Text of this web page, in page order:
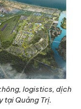
logistics, dịch
tại Quảng Trị.